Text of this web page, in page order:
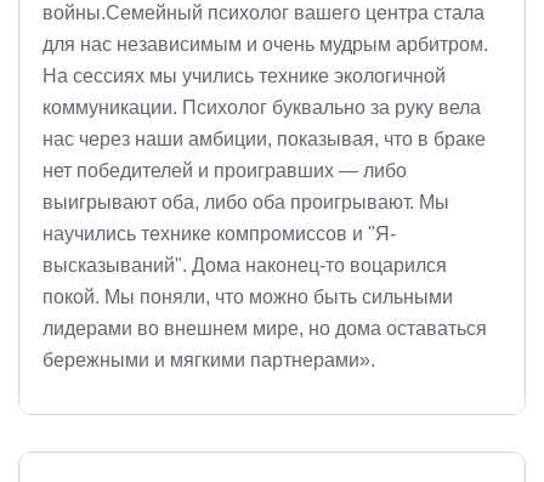
войны.Семейный психолог вашего центра стала
для нас независимым и очень мудрым арбитром.
На сессиях мы учились технике экологичной
коммуникации. Психолог буквально за руку вела
нас через наши амбиции, показывая, что в браке
нет победителей и проигравших — либо
выигрывают оба, либо оба проигрывают. Мы
научились технике компромиссов и "Я-
высказываний". Дома наконец-то воцарился
покой. Мы поняли, что можно быть сильными
лидерами во внешнем мире, но дома оставаться
бережными и мягкими партнерами».